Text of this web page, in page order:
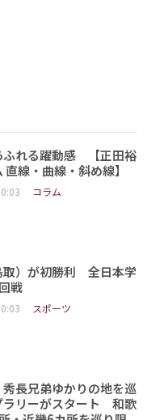
ふれる躍動感 【正田裕
線・曲線・斜め線】
コラム
取）が初勝利 全日本学
戦
スポーツ
長兄弟ゆかりの地を巡
ラリーがスタート 和歌